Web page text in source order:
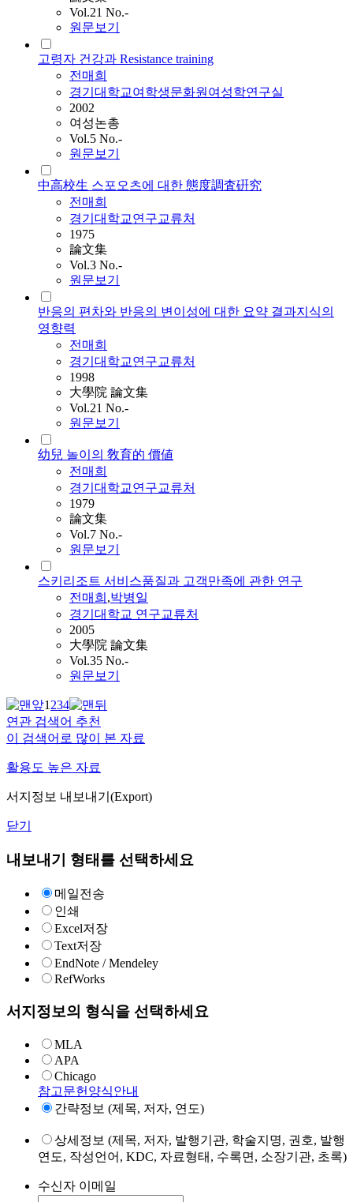
Vol.21 No.-
원문보기
고령자 건강과 Resistance training
전매희
경기대학교여학생문화원여성학연구실
2002
여성논총
Vol.5 No.-
원문보기
中高校生 스포오츠에 대한 態度調査硏究
전매희
경기대학교연구교류처
1975
論文集
Vol.3 No.-
원문보기
반응의 편차와 반응의 변이성에 대한 요약 결과지식의
영향력
전매희
경기대학교연구교류처
1998
大學院 論文集
Vol.21 No.-
원문보기
幼兒 놀이의 敎育的 價値
전매희
경기대학교연구교류처
1979
論文集
Vol.7 No.-
원문보기
스키리조트 서비스품질과 고객만족에 관한 연구
전매희 ,박병일
경기대학교 연구교류처
2005
大學院 論文集
Vol.35 No.-
원문보기
1234
연관 검색어 추천
이 검색어로 많이 본 자료
활용도 높은 자료
서지정보 내보내기(Export)
닫기
내보내기 형태를 선택하세요
메일전송
인쇄
Excel저장
Text저장
EndNote / Mendeley
RefWorks
서지정보의 형식을 선택하세요
MLA
APA
Chicago
참고문헌양식안내
간략정보 (제목, 저자, 연도)
상세정보 (제목, 저자, 발행기관, 학술지명, 권호, 발행
연도, 작성언어, KDC, 자료형태, 수록면, 소장기관, 초록)
수신자 이메일